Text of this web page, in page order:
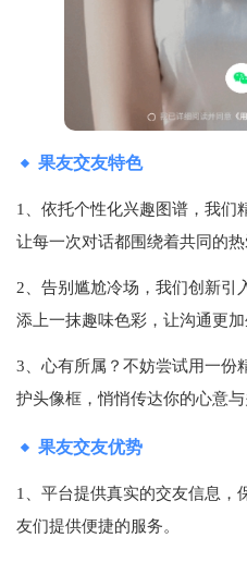
果友交友特色
1、依托个性化兴趣图谱，我们
让每一次对话都围绕着共同的热
2、告别尴尬冷场，我们创新引
添上一抹趣味色彩，让沟通更加
3、心有所属？不妨尝试用一份
护头像框，悄悄传达你的心意与
果友交友优势
1、平台提供真实的交友信息，
友们提供便捷的服务。